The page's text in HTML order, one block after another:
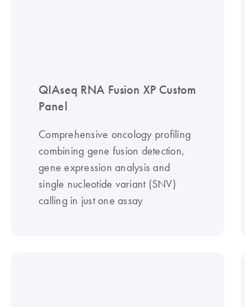
QIAseq RNA Fusion XP Custom
Panel
Comprehensive oncology profiling
combining gene fusion detection,
gene expression analysis and
single nucleotide variant (SNV)
calling in just one assay